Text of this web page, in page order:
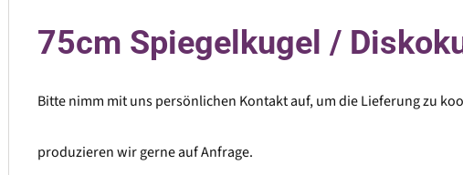
75cm Spiegelkugel /
Bitte nimm mit uns persönlichen Kontakt auf, um die Lieferung zu
produzieren wir gerne auf Anfrage.